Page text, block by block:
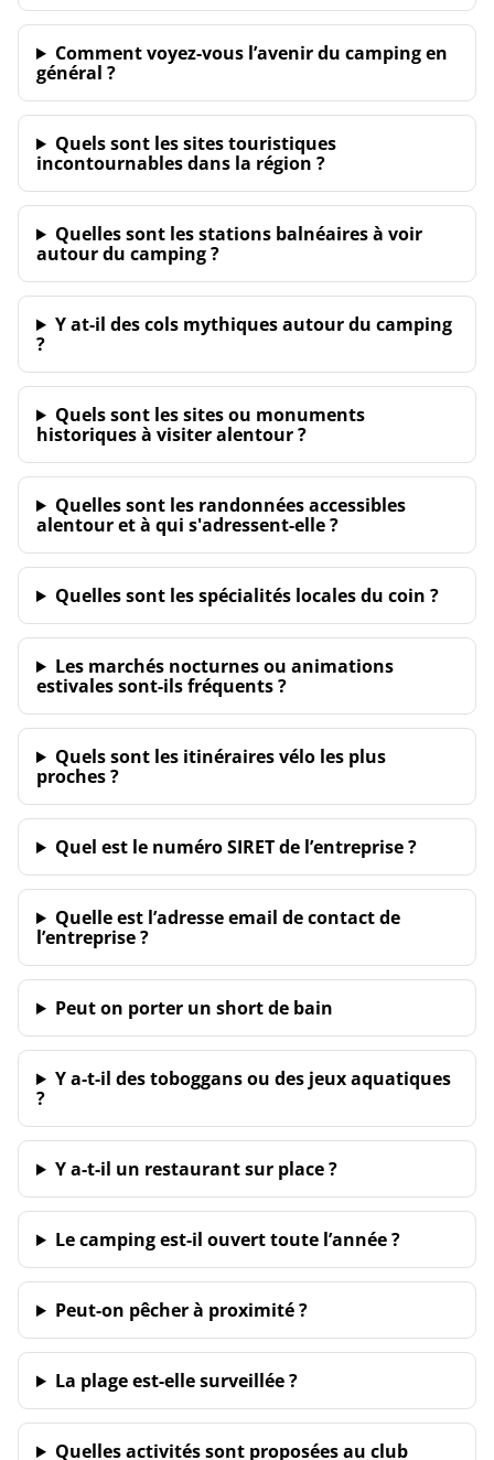
Comment voyez-vous l’avenir du camping en
général ?
Quels sont les sites touristiques
incontournables dans la région ?
Quelles sont les stations balnéaires à voir
autour du camping ?
Y at-il des cols mythiques autour du camping
?
Quels sont les sites ou monuments
historiques à visiter alentour ?
Quelles sont les randonnées accessibles
alentour et à qui s'adressent-elle ?
Quelles sont les spécialités locales du coin ?
Les marchés nocturnes ou animations
estivales sont-ils fréquents ?
Quels sont les itinéraires vélo les plus
proches ?
Quel est le numéro SIRET de l’entreprise ?
Quelle est l’adresse email de contact de
l’entreprise ?
Peut on porter un short de bain
Y a-t-il des toboggans ou des jeux aquatiques
?
Y a-t-il un restaurant sur place ?
Le camping est-il ouvert toute l’année ?
Peut-on pêcher à proximité ?
La plage est-elle surveillée ?
Quelles activités sont proposées au club